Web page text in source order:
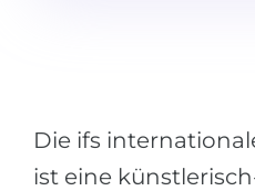
Bundesländer
Städte
Bachelorabschluss
Masterabschluss
Die ifs
ist eine